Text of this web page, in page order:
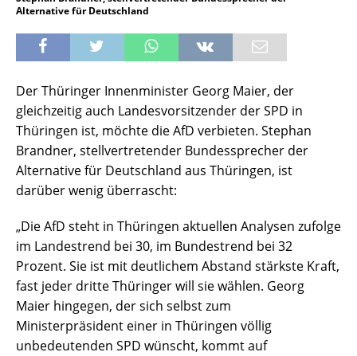
Alternative für Deutschland
Der Thüringer Innenminister Georg Maier, der
gleichzeitig auch Landesvorsitzender der SPD in
Thüringen ist, möchte die AfD verbieten. Stephan
Brandner, stellvertretender Bundessprecher der
Alternative für Deutschland aus Thüringen, ist
darüber wenig überrascht:
„Die AfD steht in Thüringen aktuellen Analysen zufolge
im Landestrend bei 30, im Bundestrend bei 32
Prozent. Sie ist mit deutlichem Abstand stärkste Kraft,
fast jeder dritte Thüringer will sie wählen. Georg
Maier hingegen, der sich selbst zum
Ministerpräsident einer in Thüringen völlig
unbedeutenden SPD wünscht, kommt auf